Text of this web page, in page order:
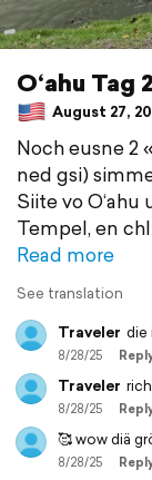
O‘ahu Tag
August 27,
Noch eusne 2
ned gsi)
Siite vo
Tempel, en
Read more
See translation
Traveler die
8/28/25
Traveler
8/28/25
🥰 wow diä
8/28/25